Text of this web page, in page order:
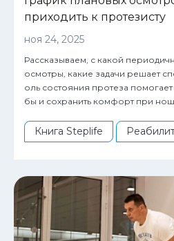
приходить к протезисту
ноя 24, 2025
Рассказываем, с какой
осмотры, какие задачи решает
оль состояния протеза
бы и сохранить комфорт при
Книга Steplife